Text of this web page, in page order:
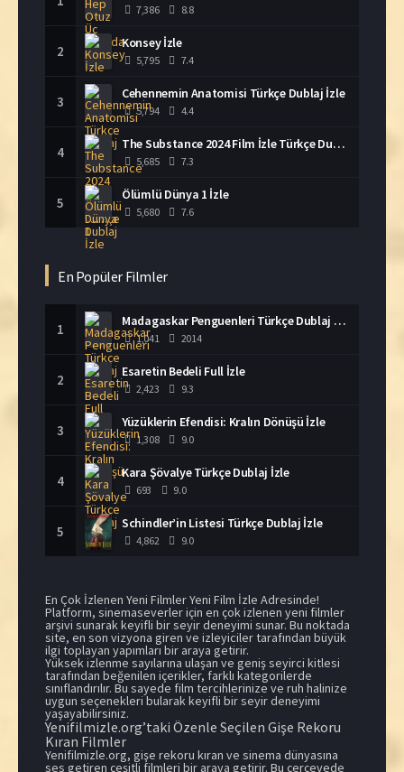
7,386 8.8
2 Konsey İzle
5,795 7.4
3 Cehennemin Anatomisi Türkçe Dublaj İzle
5,794 4.4
4 The Substance 2024 Film İzle Türkçe Dublaj
5,685 7.3
5 Ölümlü Dünya 1 İzle
5,680 7.6
En Popüler Filmler
1 Madagaskar Penguenleri Türkçe Dublaj İzle
1,041 2014
2 Esaretin Bedeli Full İzle
2,423 9.3
3 Yüzüklerin Efendisi: Kralın Dönüşü İzle
1,308 9.0
4 Kara Şövalye Türkçe Dublaj İzle
693 9.0
5 Schindler’in Listesi Türkçe Dublaj İzle
4,862 9.0
En Çok İzlenen Yeni Filmler Yeni Film İzle Adresinde!
Platform, sinemaseverler için en çok izlenen yeni filmler
arşivi sunarak keyifli bir seyir deneyimi sunar. Bu noktada
site, en son vizyona giren ve izleyiciler tarafından büyük
ilgi toplayan yapımları bir araya getirir.
Yüksek izlenme sayılarına ulaşan ve geniş seyirci kitlesi
tarafından beğenilen içerikler, farklı kategorilerde
sınıflandırılır. Bu sayede film tercihlerinize ve ruh halinize
uygun seçenekleri bularak keyifli bir seyir deneyimi
yaşayabilirsiniz.
Yenifilmizle.org’taki Özenle Seçilen Gişe Rekoru
Kıran Filmler
Yenifilmizle.org, gişe rekoru kıran ve sinema dünyasına
ses getiren çeşitli filmleri bir araya getirir. Bu çerçevede